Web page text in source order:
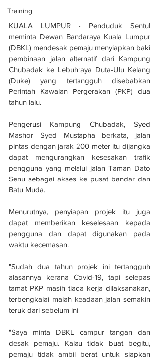
Training
KUALA LUMPUR - Penduduk Sentul
meminta Dewan Bandaraya Kuala Lumpur
(DBKL) mendesak pemaju menyiapkan baki
pembinaan jalan alternatif dari Kampung
Chubadak ke Lebuhraya Duta-Ulu Kelang
(Duke) yang tertangguh disebabkan
Perintah Kawalan Pergerakan (PKP) dua
tahun lalu.
Pengerusi Kampung Chubadak, Syed
Mashor Syed Mustapha berkata, jalan
pintas dengan jarak 200 meter itu dijangka
dapat mengurangkan kesesakan trafik
pengguna yang melalui jalan Taman Dato
Senu sebagai akses ke pusat bandar dan
Batu Muda.
Menurutnya, penyiapan projek itu juga
dapat memberikan keselesaan kepada
pengguna dan dapat digunakan pada
waktu kecemasan.
"Sudah dua tahun projek ini tertangguh
alasannya kerana Covid-19, tapi selepas
tamat PKP masih tiada kerja dilaksanakan,
terbengkalai malah keadaan jalan semakin
teruk dari sebelum ini.
"Saya minta DBKL campur tangan dan
desak pemaju. Kalau tidak buat begitu,
pemaju tidak ambil berat untuk siapkan